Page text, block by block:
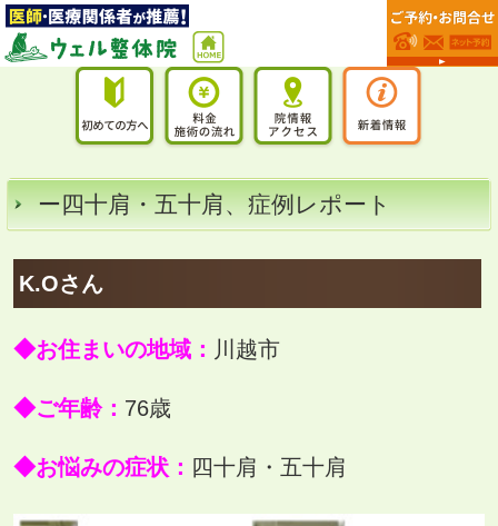
ー四十肩・五十肩、症例レポート
K.Oさん
◆お住まいの地域： 川越市
◆ご年齢： 76歳
◆お悩みの症状： 四十肩・五十肩